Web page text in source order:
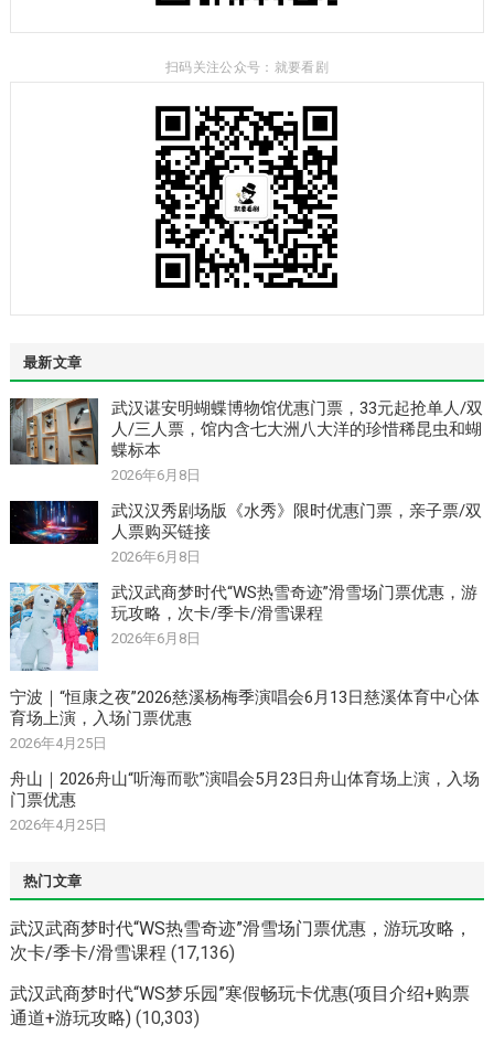
扫码关注公众号：就要看剧
最新文章
武汉谌安明蝴蝶博物馆优惠门票，33元起抢单人/双
人/三人票，馆内含七大洲八大洋的珍惜稀昆虫和蝴
蝶标本
2026年6月8日
武汉汉秀剧场版《水秀》限时优惠门票，亲子票/双
人票购买链接
2026年6月8日
武汉武商梦时代“WS热雪奇迹”滑雪场门票优惠，游
玩攻略，次卡/季卡/滑雪课程
2026年6月8日
宁波｜“恒康之夜”2026慈溪杨梅季演唱会6月13日慈溪体育中心体
育场上演，入场门票优惠
2026年4月25日
舟山｜2026舟山“听海而歌”演唱会5月23日舟山体育场上演，入场
门票优惠
2026年4月25日
热门文章
武汉武商梦时代“WS热雪奇迹”滑雪场门票优惠，游玩攻略，
次卡/季卡/滑雪课程 (17,136)
武汉武商梦时代“WS梦乐园”寒假畅玩卡优惠(项目介绍+购票
通道+游玩攻略) (10,303)